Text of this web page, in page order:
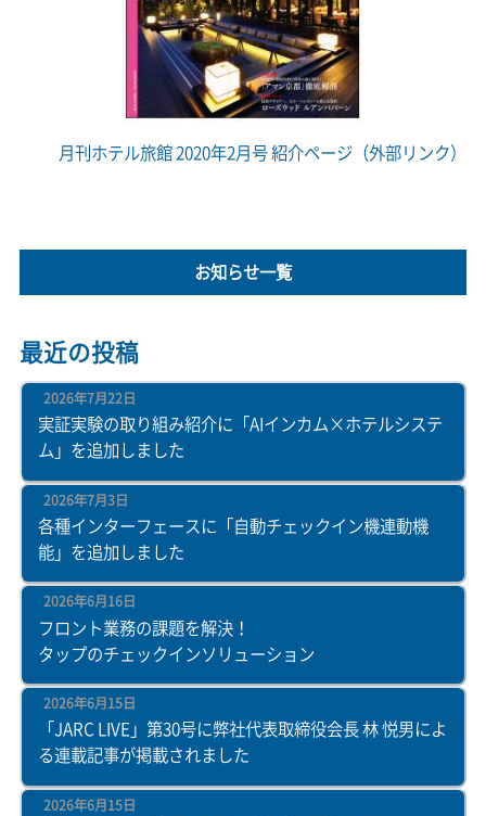
月刊ホテル旅館 2020年2月号 紹介ページ（外部リンク）
お知らせ一覧
最近の投稿
実証実験の取り組み紹介に「AIインカム×ホテルシステ
ム」を追加しました
2026年7月22日
各種インターフェースに「自動チェックイン機連動機
能」を追加しました
2026年7月3日
フロント業務の課題を解決！
タップのチェックインソリューション
2026年6月16日
「JARC LIVE」第30号に弊社代表取締役会長 林 悦男によ
る連載記事が掲載されました
2026年6月15日
2026年6月15日